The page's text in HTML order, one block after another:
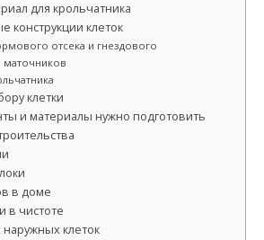
для крольчатника
конструкции клеток
отсека и гнездового
маточников
клетки
и материалы нужно подготовить
в доме
в чистоте
клеток